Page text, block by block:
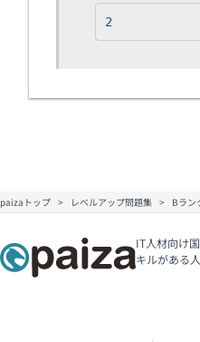
2
paizaトップ レベルアップ問題集 Bラン
IT人材向け
キルがある